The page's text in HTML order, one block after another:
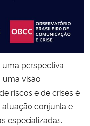
perspectiva
visão
riscos e de crises é
conjunta e
especializadas.